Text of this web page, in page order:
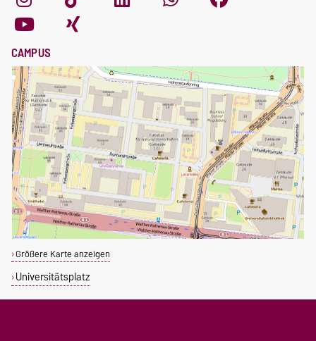
CAMPUS
Größere Karte anzeigen
Universitätsplatz